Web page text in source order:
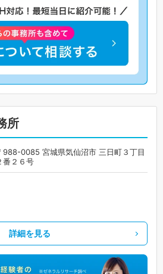
所
988-0085 宮城県気仙沼市 三日町３丁目
番２６号
詳細を見る